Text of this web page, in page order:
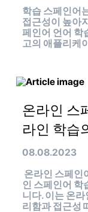
학습 스페인어
접근성이 높아
페인어 언어 학
고의 애플리케
온라인 스
라인 학습
08.08.2023
온라인 스페인
인 스페인어 학
니다. 이는 온
리함과 접근성